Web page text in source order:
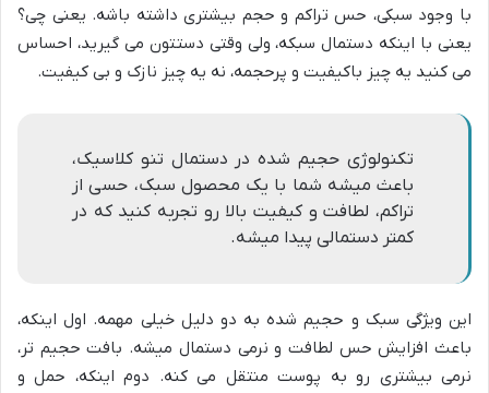
با وجود سبکی، حس تراکم و حجم بیشتری داشته باشه. یعنی چی؟
یعنی با اینکه دستمال سبکه، ولی وقتی دستتون می گیرید، احساس
می کنید یه چیز باکیفیت و پرحجمه، نه یه چیز نازک و بی کیفیت.
تکنولوژی حجیم شده در دستمال تنو کلاسیک،
باعث میشه شما با یک محصول سبک، حسی از
تراکم، لطافت و کیفیت بالا رو تجربه کنید که در
کمتر دستمالی پیدا میشه.
این ویژگی سبک و حجیم شده به دو دلیل خیلی مهمه. اول اینکه،
باعث افزایش حس لطافت و نرمی دستمال میشه. بافت حجیم تر،
نرمی بیشتری رو به پوست منتقل می کنه. دوم اینکه، حمل و